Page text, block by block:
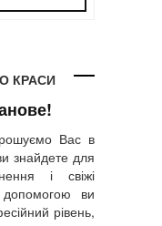
КРАСИ
Вас в
знайдете для
і свіжі
ви
рівень,